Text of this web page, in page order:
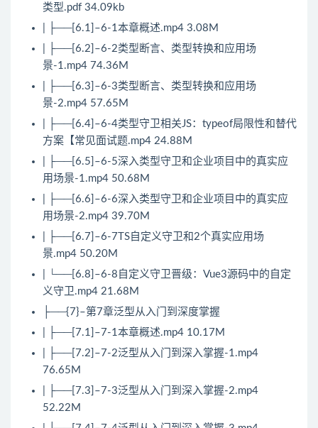
类型.pdf 34.09kb
| ├──[6.1]–6-1本章概述.mp4 3.08M
| ├──[6.2]–6-2类型断言、类型转换和应用场
景-1.mp4 74.36M
| ├──[6.3]–6-3类型断言、类型转换和应用场
景-2.mp4 57.65M
| ├──[6.4]–6-4类型守卫相关JS：typeof局限性和替代
方案【常见面试题.mp4 24.88M
| ├──[6.5]–6-5深入类型守卫和企业项目中的真实应
用场景-1.mp4 50.68M
| ├──[6.6]–6-6深入类型守卫和企业项目中的真实应
用场景-2.mp4 39.70M
| ├──[6.7]–6-7TS自定义守卫和2个真实应用场
景.mp4 50.20M
| └──[6.8]–6-8自定义守卫晋级：Vue3源码中的自定
义守卫.mp4 21.68M
├──{7}–第7章泛型从入门到深度掌握
| ├──[7.1]–7-1本章概述.mp4 10.17M
| ├──[7.2]–7-2泛型从入门到深入掌握-1.mp4
76.65M
| ├──[7.3]–7-3泛型从入门到深入掌握-2.mp4
52.22M